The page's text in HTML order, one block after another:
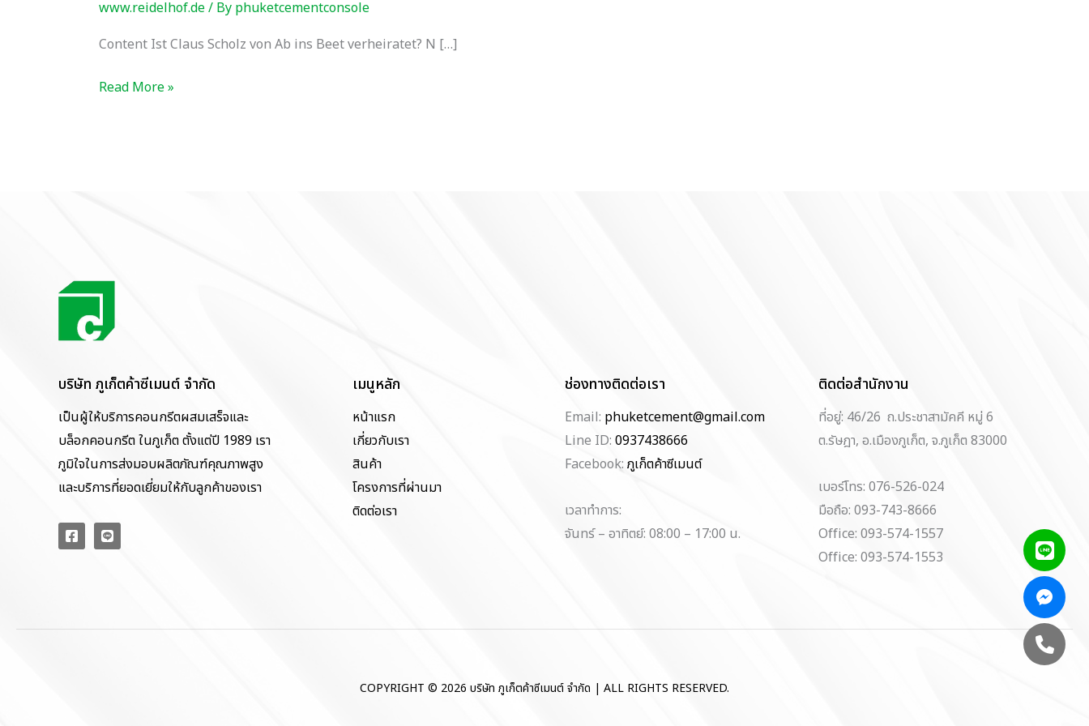
www.reidelhof.de/ By phuketcementconsole
Content Ist Claus Scholz von Ab ins Beet verheiratet? N […]
Verkauft
Read More »
บริษัท ภูเก็ตค้าซีเมนต์ จำกัด
เป็นผู้ให้บริการคอนกรีตผสมเสร็จและ
บล็อกคอนกรีต ในภูเก็ต ตั้งแต่ปี 1989 เรา
ภูมิใจในการส่งมอบผลิตภัณฑ์คุณภาพสูง
และบริการที่ยอดเยี่ยมให้กับลูกค้าของเรา
เมนูหลัก
หน้าแรก
เกี่ยวกับเรา
สินค้า
โครงการที่ผ่านมา
ติดต่อเรา
ช่องทางติดต่อเรา
Email: phuketcement@gmail.com
Line ID: 0937438666
Facebook: ภูเก็ตค้าซีเมนต์
เวลาทำการ:
จันทร์ – อาทิตย์: 08:00 – 17:00 น.
ติดต่อสำนักงาน
ที่อยู่: 46/26 ถ.ประชาสามัคคี หมู่ 6
ต.รัษฎา, อ.เมืองภูเก็ต, จ.ภูเก็ต 83000
เบอร์โทร: 076-526-024
มือถือ: 093-743-8666
Office: 093-574-1557
Office: 093-574-1553
COPYRIGHT © 2026 บริษัท ภูเก็ตค้าซีเมนต์ จำกัด | ALL RIGHTS RESERVED.